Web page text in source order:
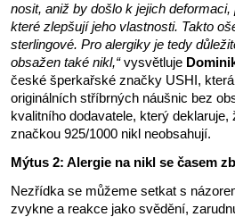
nosit, aniž by došlo k jejich
které zlepšují jeho vlastnosti. Takto
sterlingové. Pro alergiky je tedy
obsažen také nikl,“vysvětluje
české šperkařské značky USHI,
originálních stříbrných náušnic bez
kvalitního dodavatele, který
značkou 925/1000 nikl neobsahují.
Mýtus 2: Alergie na nikl se časem
Nezřídka se můžeme setkat s
zvykne a reakce jako svědění,